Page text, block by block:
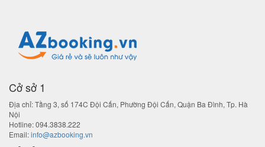
Cở sở 1
Địa chỉ:Tầng 3, số 174C Đội Cấn, Phường Đội Cấn, Quận Ba Đình, Tp. Hà
Nội
Hotline:094.3838.222
Email:info@azbooking.vn